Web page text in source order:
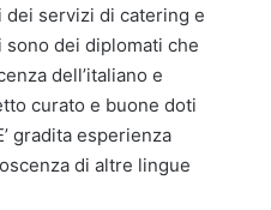
servizi di catering e
dei diplomati che
dell’italiano e
curato e buone doti
gradita esperienza
di altre lingue